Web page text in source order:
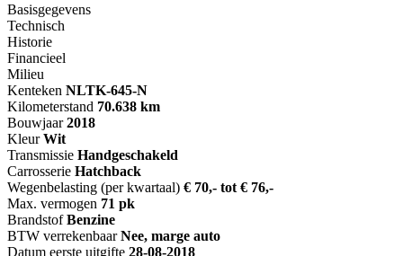
Basisgegevens
Technisch
Historie
Financieel
Milieu
Kenteken NLTK-645-N
Kilometerstand 70.638 km
Bouwjaar 2018
Kleur Wit
Transmissie Handgeschakeld
Carrosserie Hatchback
Wegenbelasting (per kwartaal) € 70,- tot € 76,-
Max. vermogen 71 pk
Brandstof Benzine
BTW verrekenbaar Nee, marge auto
Datum eerste uitgifte 28-08-2018